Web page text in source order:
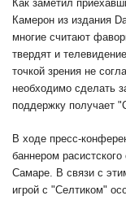
Как заметил
Камерон из издания
многие считают
твердят и
точкой зрения не
необходимо сделать
поддержку получает
В ходе пресс-
баннером
Самаре. В связи с
игрой с "Селтиком"